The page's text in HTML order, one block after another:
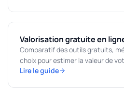
Valorisation gratuite en
Comparatif des outils gratuits,
choix pour estimer la valeur de
Lire le guide